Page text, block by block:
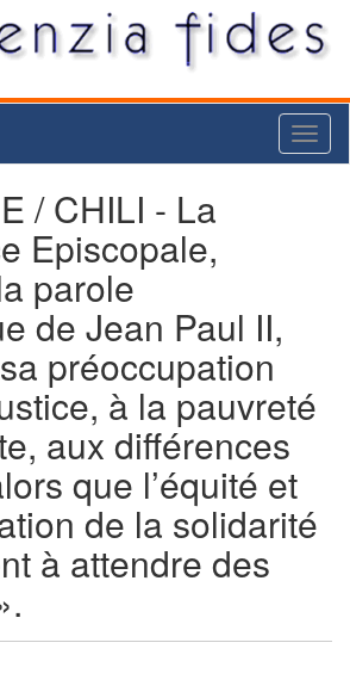
/ CHILI - La
Episcopale,
parole
de Jean Paul II,
préoccupation
à la pauvreté
aux différences
que l’équité et
de la solidarité
à attendre des